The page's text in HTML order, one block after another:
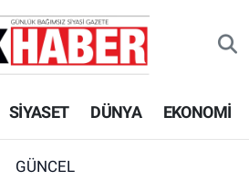
SİYASET DÜNYA EKONOMİ
GÜNCEL
Haritası
ve Fikstür